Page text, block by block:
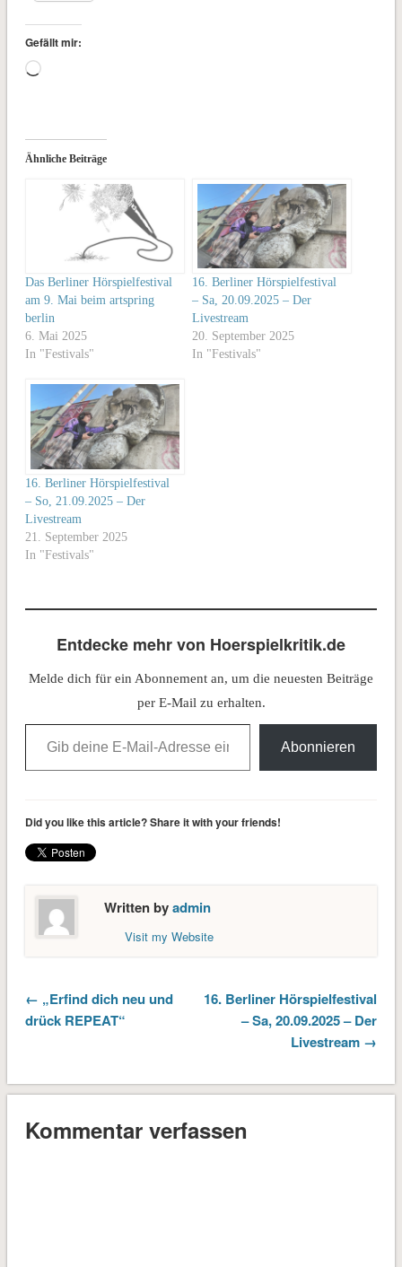
Gefällt mir:
Wird
Ähnliche Beiträge
Das Berliner Hörspielfestival
am 9. Mai beim artspring
berlin
6. Mai 2025
In "Festivals"
16. Berliner Hörspielfestival
– Sa, 20.09.2025 – Der
Livestream
20. September 2025
In "Festivals"
16. Berliner Hörspielfestival
– So, 21.09.2025 – Der
Livestream
21. September 2025
In "Festivals"
Entdecke mehr von Hoerspielkritik.de
Melde dich für ein Abonnement an, um die neuesten Beiträge
per E-Mail zu erhalten.
Gib deine E-Mail-Adresse ein ...
Abonnieren
Did you like this article? Share it with your friends!
Written byadmin
Visit my Website
← „Erfind dich neu und
drück REPEAT“
16. Berliner Hörspielfestival
– Sa, 20.09.2025 – Der
Livestream →
Kommentar verfassen